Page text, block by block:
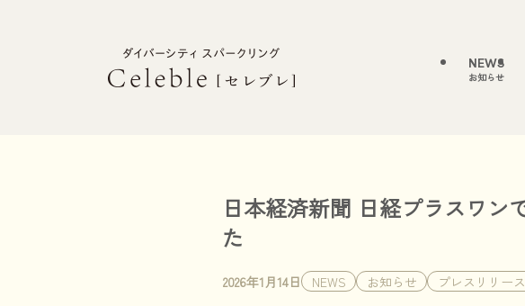
NEWS
お知らせ
日本経済新聞 日経プラスワン
た
NEWS お知らせ プレスリリース
2026年1月14日